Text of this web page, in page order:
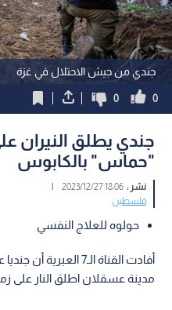
جندي من جيش الاحتلال في غزة
0
0
جندي يطلق النيران
"حماس" بالكابوس
نشر :18:06 2023/12/27
|
فلسطين
حولوه للعلاج النفسي
أفادت القناة الـ7
مدينة عسقلان اطلق النار على